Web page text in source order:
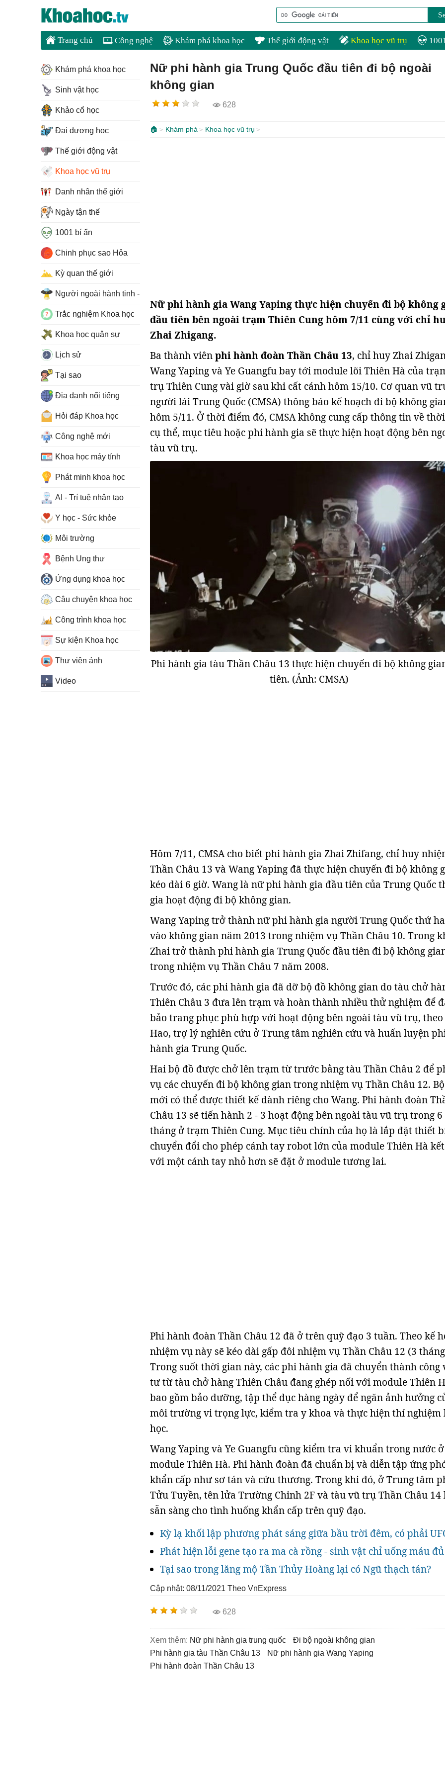
Trang chủ Công nghệ Khám phá khoa học Thế giới động vật Khoa học vũ trụ
Nữ phi hành gia Trung Quốc đầu tiên đi bộ ngoài
không gian
628
🏠 Khám phá Khoa học vũ trụ
Nữ phi hành gia Wang Yaping thực hiện chuyến đi bộ không
đầu tiên bên ngoài trạm Thiên Cung hôm 7/11 cùng với chỉ
Zhai Zhigang.
Ba thành viênphi hành đoàn Thần Châu 13, chỉ huy Zhai
Wang Yaping và Ye Guangfu bay tới module lõi Thiên Hà của
trụ Thiên Cung vài giờ sau khi cất cánh hôm 15/10. Cơ quan vũ
người lái Trung Quốc (CMSA) thông báo kế hoạch đi bộ không
hôm 5/11. Ở thời điểm đó, CMSA không cung cấp thông tin về
cụ thể, mục tiêu hoặc phi hành gia sẽ thực hiện hoạt động bên
tàu vũ trụ.
Phi hành gia tàu Thần Châu 13 thực hiện chuyến đi bộ không
tiên. (Ảnh: CMSA)
Hôm 7/11, CMSA cho biết phi hành gia Zhai Zhifang, chỉ huy
Thần Châu 13 và Wang Yaping đã thực hiện chuyến đi bộ không
kéo dài 6 giờ. Wang là nữ phi hành gia đầu tiên của Trung Quốc
gia hoạt động đi bộ không gian.
Wang Yaping trở thành nữ phi hành gia người Trung Quốc thứ
vào không gian năm 2013 trong nhiệm vụ Thần Châu 10. Trong
Zhai trở thành phi hành gia Trung Quốc đầu tiên đi bộ không
trong nhiệm vụ Thần Châu 7 năm 2008.
Trước đó, các phi hành gia đã dỡ bộ đồ không gian do tàu chở
Thiên Châu 3 đưa lên trạm và hoàn thành nhiều thử nghiệm để
bảo trang phục phù hợp với hoạt động bên ngoài tàu vũ trụ,
Hao, trợ lý nghiên cứu ở Trung tâm nghiên cứu và huấn luyện
hành gia Trung Quốc.
Hai bộ đồ được chở lên trạm từ trước bằng tàu Thần Châu 2 để
vụ các chuyến đi bộ không gian trong nhiệm vụ Thần Châu 12.
mới có thể được thiết kế dành riêng cho Wang. Phi hành đoàn
Châu 13 sẽ tiến hành 2 - 3 hoạt động bên ngoài tàu vũ trụ trong 6
tháng ở trạm Thiên Cung. Mục tiêu chính của họ là lắp đặt thiết
chuyển đổi cho phép cánh tay robot lớn của module Thiên Hà
với một cánh tay nhỏ hơn sẽ đặt ở module tương lai.
Phi hành đoàn Thần Châu 12 đã ở trên quỹ đạo 3 tuần. Theo kế
nhiệm vụ này sẽ kéo dài gấp đôi nhiệm vụ Thần Châu 12 (3
Trong suốt thời gian này, các phi hành gia đã chuyển thành công
tư từ tàu chở hàng Thiên Châu đang ghép nối với module Thiên
bao gồm bảo dưỡng, tập thể dục hàng ngày để ngăn ảnh hưởng
môi trường vi trọng lực, kiểm tra y khoa và thực hiện thí nghiệm
học.
Wang Yaping và Ye Guangfu cũng kiểm tra vi khuẩn trong nước ở
module Thiên Hà. Phi hành đoàn đã chuẩn bị và diễn tập ứng
khẩn cấp như sơ tán và cứu thương. Trong khi đó, ở Trung tâm
Tửu Tuyền, tên lửa Trường Chinh 2F và tàu vũ trụ Thần Châu 14
sẵn sàng cho tình huống khẩn cấp trên quỹ đạo.
Kỳ lạ khối lập phương phát sáng giữa bầu trời đêm, có phải
Phát hiện lỗi gene tạo ra ma cà rồng - sinh vật chỉ uống máu
Tại sao trong lăng mộ Tần Thủy Hoàng lại có Ngũ thạch tán?
Cập nhật: 08/11/2021 Theo VnExpress
628
Xem thêm: nữ phi hành gia trung quốc
đi bộ ngoài không gian
Phi hành gia tàu Thần Châu 13
nữ phi hành gia Wang Yaping
phi hành đoàn Thần Châu 13
Khám phá khoa học
Sinh vật học
Khảo cổ học
Đại dương học
Thế giới động vật
Khoa học vũ trụ
Danh nhân thế giới
Ngày tận thế
1001 bí ẩn
Chinh phục sao Hỏa
Kỳ quan thế giới
Người ngoài hành tinh - UFO
Trắc nghiệm Khoa học
Khoa học quân sự
Lịch sử
Tại sao
Địa danh nổi tiếng
Hỏi đáp Khoa học
Công nghệ mới
Khoa học máy tính
Phát minh khoa học
AI - Trí tuệ nhân tạo
Y học - Sức khỏe
Môi trường
Bệnh Ung thư
Ứng dụng khoa học
Câu chuyện khoa học
Công trình khoa học
Sự kiện Khoa học
Thư viện ảnh
Video